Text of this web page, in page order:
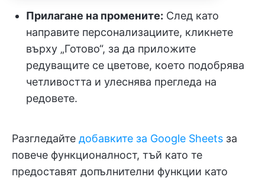
Прилагане на промените: След като
направите персонализациите, кликнете
върху „Готово“, за да приложите
редуващите се цветове, което подобрява
четливостта и улеснява прегледа на
редовете.
Разгледайте добавките за Google Sheets за
повече функционалност, тъй като те
предоставят допълнителни функции като